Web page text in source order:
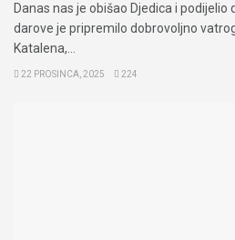
Danas nas je obišao Djedica i podijelio
darove je pripremilo dobrovoljno
Katalena,...
22 PROSINCA, 2025 224